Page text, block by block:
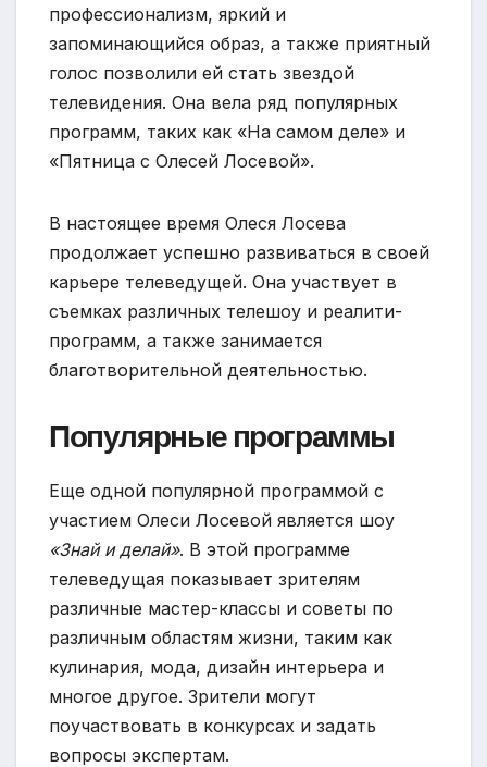
профессионализм, яркий и
запоминающийся образ, а также приятный
голос позволили ей стать звездой
телевидения. Она вела ряд популярных
программ, таких как «На самом деле» и
«Пятница с Олесей Лосевой».
В настоящее время Олеся Лосева
продолжает успешно развиваться в своей
карьере телеведущей. Она участвует в
съемках различных телешоу и реалити-
программ, а также занимается
благотворительной деятельностью.
Популярные программы
Еще одной популярной программой с
участием Олеси Лосевой является шоу
«Знай и делай». В этой программе
телеведущая показывает зрителям
различные мастер-классы и советы по
различным областям жизни, таким как
кулинария, мода, дизайн интерьера и
многое другое. Зрители могут
поучаствовать в конкурсах и задать
вопросы экспертам.